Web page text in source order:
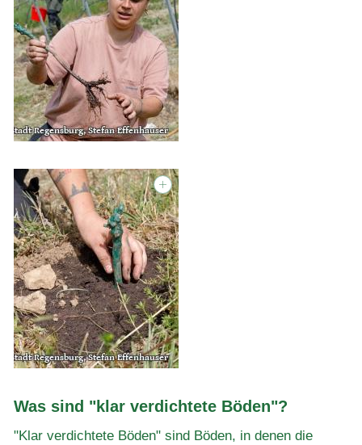
Was sind "klar verdichtete Böden"?
"Klar verdichtete Böden" sind Böden, in denen die